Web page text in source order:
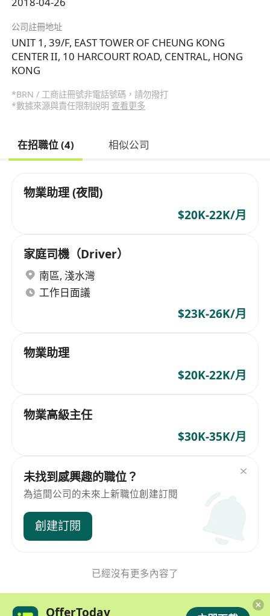
公司註冊地址
UNIT 1, 39/F, EAST TOWER OF CHEUNG KONG
CENTER II, 10 HARCOURT ROAD, CENTRAL, HONG
KONG
*BRN / 工商註冊號非電話號碼，請勿撥打
*數據來源與責任限制說明 查看更多
在招職位 (4) 相似公司
物業助理 (夜間)
$20K-22K/月
家庭司機（Driver）
南區, 淺水灣
工作日面議
$23K-26K/月
物業助理
$20K-22K/月
物業高級主任
$30K-35K/月
未找到感興趣的職位？
為這間公司的未來上新職位創建訂閱
創建訂閱
已經沒有更多內容了
OfferToday